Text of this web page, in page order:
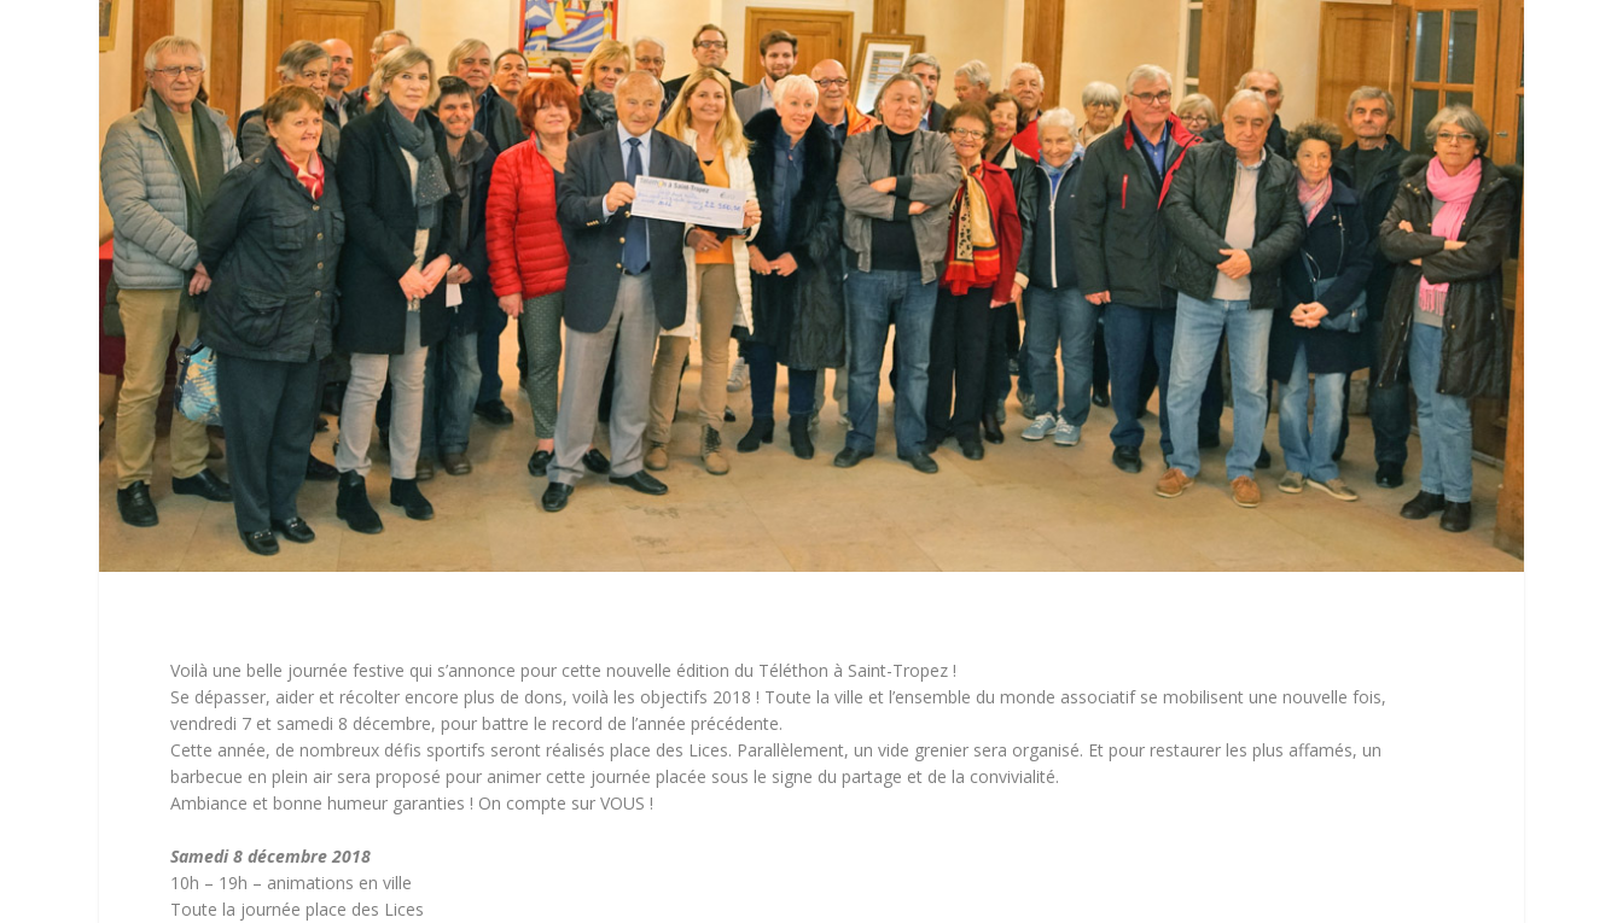
Voilà une belle journée festive qui s’annonce pour cette nouvelle édition du Téléthon à Saint-Tropez !
Se dépasser, aider et récolter encore plus de dons, voilà les objectifs 2018 ! Toute la ville et l’ensemble du monde associatif se mobilisent une nouvelle fois,
vendredi 7 et samedi 8 décembre, pour battre le record de l’année précédente.
Cette année, de nombreux défis sportifs seront réalisés place des Lices. Parallèlement, un vide grenier sera organisé. Et pour restaurer les plus affamés, un
barbecue en plein air sera proposé pour animer cette journée placée sous le signe du partage et de la convivialité.
Ambiance et bonne humeur garanties ! On compte sur VOUS !
Samedi 8 décembre 2018
10h – 19h – animations en ville
Toute la journée place des Lices